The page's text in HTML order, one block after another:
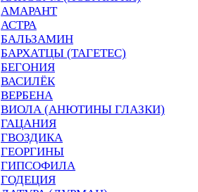
АМАРАНТ
АСТРА
БАЛЬЗАМИН
БАРХАТЦЫ (ТАГЕТЕС)
БЕГОНИЯ
ВАСИЛЁК
ВЕРБЕНА
ВИОЛА (АНЮТИНЫ ГЛАЗКИ)
ГАЦАНИЯ
ГВОЗДИКА
ГЕОРГИНЫ
ГИПСОФИЛА
ГОДЕЦИЯ